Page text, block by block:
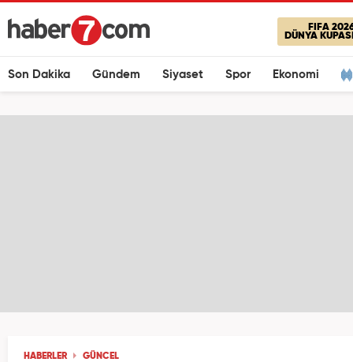
FIFA
DÜNYA
Son Dakika Gündem Siyaset Spor Ekonomi
HABERLER GÜNCEL